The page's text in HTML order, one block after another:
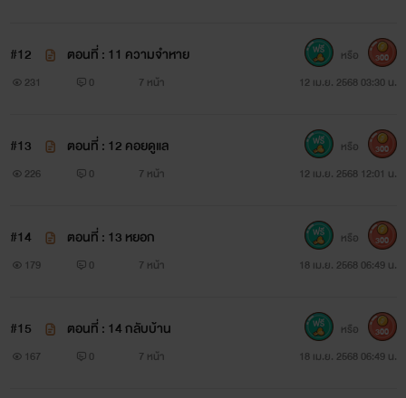
#12 ตอนที่ : 11 ความจำหาย
231 0 7 หน้า 12 เม.ย. 2568 03:30 น.
หรือ 300
#13 ตอนที่ : 12 คอยดูแล
226 0 7 หน้า 12 เม.ย. 2568 12:01 น.
หรือ 300
#14 ตอนที่ : 13 หยอก
179 0 7 หน้า 18 เม.ย. 2568 06:49 น.
หรือ 300
#15 ตอนที่ : 14 กลับบ้าน
167 0 7 หน้า 18 เม.ย. 2568 06:49 น.
หรือ 300